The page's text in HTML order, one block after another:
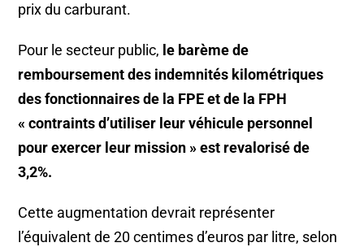
prix du carburant.
Pour le secteur public, le barème de
remboursement des indemnités kilométriques
des fonctionnaires de la FPE et de la FPH
« contraints d’utiliser leur véhicule personnel
pour exercer leur mission » est revalorisé de
3,2%.
Cette augmentation devrait représenter
l’équivalent de 20 centimes d’euros par litre, selon